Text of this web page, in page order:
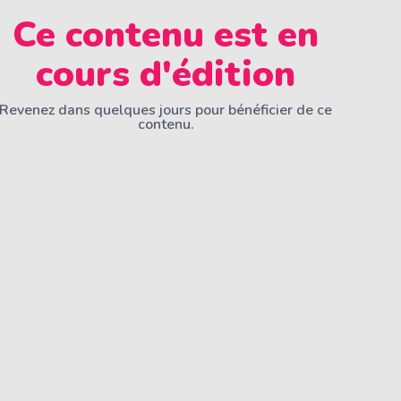
Ce contenu est en
cours d'édition
Revenez dans quelques jours pour bénéficier de ce
contenu.